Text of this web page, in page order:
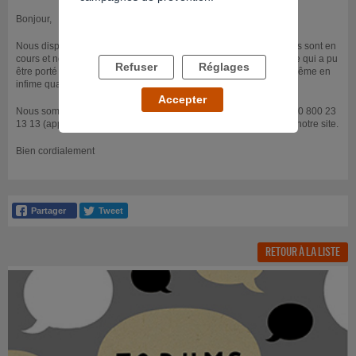
Bonjour,
Nous disposons de peu de recul sur les fleurs de CBD, des études sont en
cours et nous sommes en attente de ces parutions. Cependant, ce qui a pu
être porté à notre connaissance, c’est que la présence de THC, même en
infime quantité, est détectable dans le sang et dans les urines.
Nous sommes également joignables tous les jours de 8h à 2h au 0 800 23
13 13 (appel anonyme et gratuit) ou par Chat de 14h à minuit via notre site.
Bien cordialement
RETOUR À LA LISTE
Refuser Réglages
Accepter